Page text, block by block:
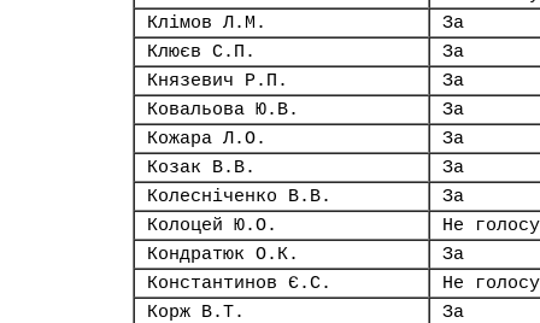
Клімов Л.М.
За
Клюєв С.П.
За
Князевич Р.П.
За
Ковальова Ю.В.
За
Кожара Л.О.
За
Козак В.В.
За
Колесніченко В.В.
За
Колоцей Ю.О.
Не
Кондратюк О.К.
За
Константинов Є.С.
Не
Корж В.Т.
За